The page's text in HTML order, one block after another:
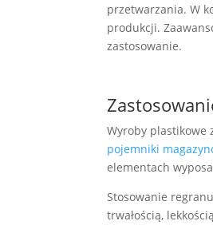
przetwarzania. W
produkcji.
zastosowanie.
Wyroby plastikowe
pojemniki
elementach
Stosowanie
trwałością,